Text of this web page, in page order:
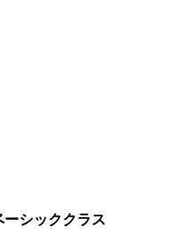
シッククラス